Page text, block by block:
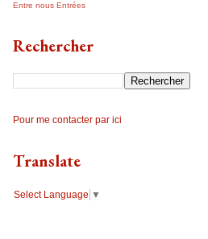
Entre nous Entrées
Rechercher
Pour me contacter par ici
Translate
Select Language ▼